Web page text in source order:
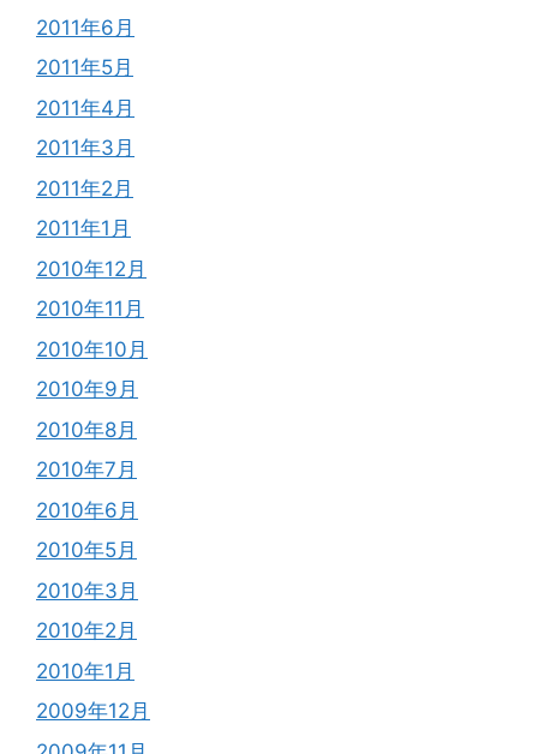
2011年6月
2011年5月
2011年4月
2011年3月
2011年2月
2011年1月
2010年12月
2010年11月
2010年10月
2010年9月
2010年8月
2010年7月
2010年6月
2010年5月
2010年3月
2010年2月
2010年1月
2009年12月